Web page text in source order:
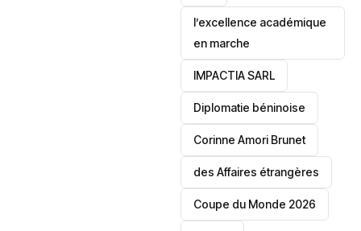
l’excellence académique
en marche
IMPACTIA SARL
‎Diplomatie béninoise
Corinne Amori Brunet
des Affaires étrangères
‎Coupe du Monde 2026